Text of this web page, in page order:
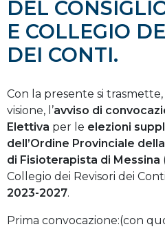
DEL
E COLLEGIO
DEI CONTI.
Con la presente si
visione, l’avviso di
Elettiva per le elezioni
dell’Ordine Provinciale
di Fisioterapista di Messina
Collegio dei Revisori dei
2023-2027.
Prima convocazione:(con